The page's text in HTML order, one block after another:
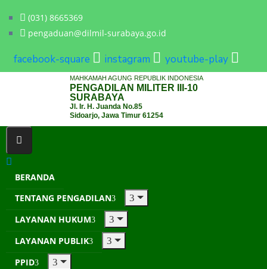
(031) 8665369
pengaduan@dilmil-surabaya.go.id
facebook-square instagram youtube-play
MAHKAMAH AGUNG REPUBLIK INDONESIA
PENGADILAN MILITER III-10
SURABAYA
Jl. Ir. H. Juanda No.85
Sidoarjo, Jawa Timur 61254
BERANDA
TENTANG PENGADILAN
LAYANAN HUKUM
LAYANAN PUBLIK
PPID